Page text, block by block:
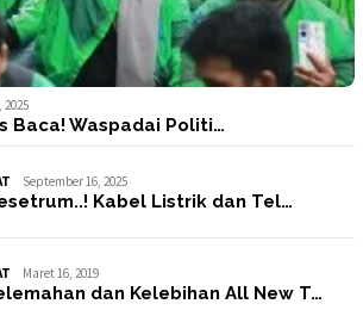
2025
Baca! Waspadai Politi…
September 16, 2025
Kabel Listrik dan Tel…
Maret 16, 2019
dan Kelebihan All New T…